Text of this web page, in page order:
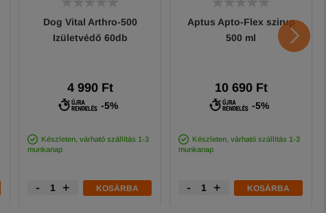
Dog Vital Arthro-500
Izületvédő 60db
4 990 Ft
-5%
Készleten, várható szállítás 1-3
munkanap
- + KOSÁRBA
Aptus Apto-Flex szirup
500 ml
10 690 Ft
-5%
Készleten, várható szállítás 1-3
munkanap
- + KOSÁRBA